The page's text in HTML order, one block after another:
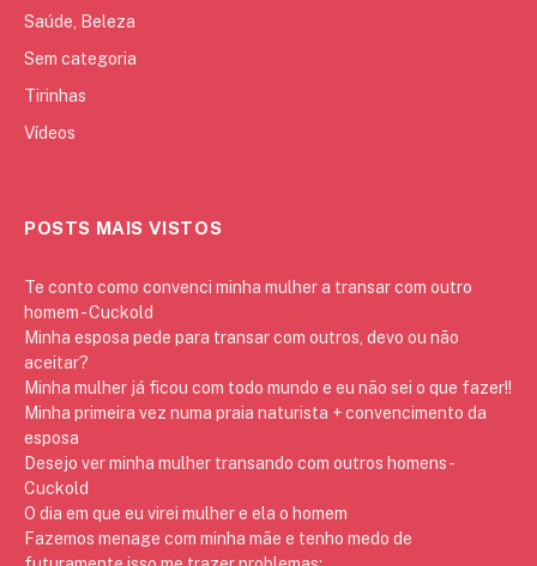
Saúde, Beleza
Sem categoria
Tirinhas
Vídeos
POSTS MAIS VISTOS
Te conto como convenci minha mulher a transar com outro
homem - Cuckold
Minha esposa pede para transar com outros, devo ou não
aceitar?
Minha mulher já ficou com todo mundo e eu não sei o que fazer!!
Minha primeira vez numa praia naturista + convencimento da
esposa
Desejo ver minha mulher transando com outros homens -
Cuckold
O dia em que eu virei mulher e ela o homem
Fazemos menage com minha mãe e tenho medo de